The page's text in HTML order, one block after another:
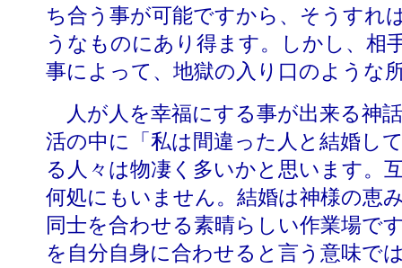
ち合う事が可能ですから、そうすれ
うなものにあり得ます。しかし、相
事によって、地獄の入り口のような
人が人を幸福にする事が出来る神
活の中に「私は間違った人と結婚し
る人々は物凄く多いかと思います。
何処にもいません。結婚は神様の恵
同士を合わせる素晴らしい作業場で
を自分自身に合わせると言う意味で